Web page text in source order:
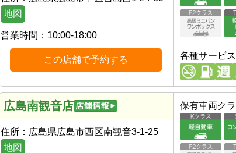
地図
営業時間： 10:00-18:00
この店舗で予約する 各種サービス
広島南観音店
住所： 広島県広島市西区南観音3-1-25
地図
保有車両ク